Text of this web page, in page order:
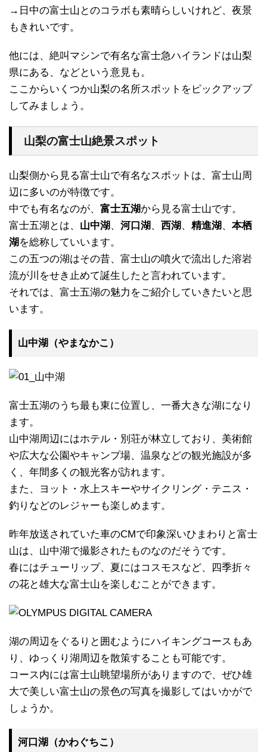
→日中の富士山とのコラボも素晴らしいけれど、夜景
もきれいです。
他には、絶叫マシンで有名な富士急ハイランドは山梨
県にある、などという意見も。
ここからいくつか山梨の名所スポットをピックアップ
してみましょう。
山梨の富士山絶景スポット
山梨側から見る富士山で有名なスポットは、富士山周
辺に多いのが特徴です。
中でも有名なのが、 富士五湖から見る富士山です。
富士五湖とは、 山中湖 、 河口湖 、 西湖 、 精進湖 、 本栖
湖 を総称していいます。
この五つの湖はその昔、富士山の噴火で流出した溶岩
流が川をせき止めて誕生したと言われています。
それでは、富士五湖の魅力をご紹介していきたいと思
います。
山中湖（やまなかこ）
富士五湖のうち最も東に位置し、一番大きな湖になり
ます。
山中湖周辺にはホテル・別荘が林立しており、美術館
や広大な公園やキャンプ場、温泉などの観光施設が多
く、年間多くの観光客が訪れます。
また、ヨット・水上スキーやサイクリング・テニス・
釣りなどのレジャーも楽しめます。
昨年放送されていた車のCMで印象深いひまわりと富士
山は、山中湖で撮影されたものなのだそうです。
春にはチューリップ、夏にはコスモスなど、四季折々
の花と雄大な富士山を楽しむことができます。
湖の周辺をぐるりと囲むようにハイキングコースもあ
り、ゆっくり湖周辺を散策することも可能です。
コース内には富士山眺望場所がありますので、ぜひ雄
大で美しい富士山の景色の写真を撮影してはいかがで
しょうか。
河口湖（かわぐちこ）